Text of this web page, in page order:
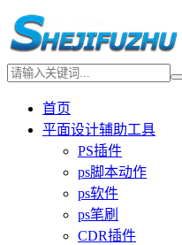
首页
平面设计辅助工具
PS插件
ps脚本动作
ps软件
ps笔刷
CDR插件